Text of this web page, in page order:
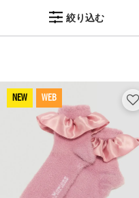
会員特典に2000
ドクターマーチン製品
11,000円以上で
絞り込む
NEW WEB